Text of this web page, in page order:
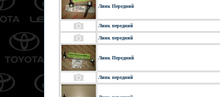
Линк Передний
Линк передний
Линк передний
Линк Передний
Линк передний